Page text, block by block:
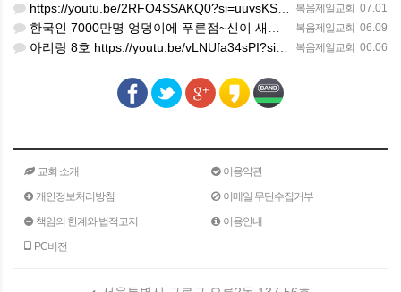
복음제일교회 07.01
https://youtu.be/2RFO4SSAKQ0?si=uuvsKScwWixxlzg8(김정호교수 보고)
복음제일교회 06.09
한국인 7000만명 엉덩이에 푸른점~신이 새겨준 화인(火印)을 새겨준 한국인의 엉덩이에 새겨진 화인이었다.
복음제일교회 06.06
아리랑 8호 https://youtu.be/vLNUfa34sPI?si=H5SLK_1iJPxSRBQa
교회 소개
이용약관
개인정보처리방침
이메일 무단수집거부
책임의 한계와 법적고지
이용안내
PC버전